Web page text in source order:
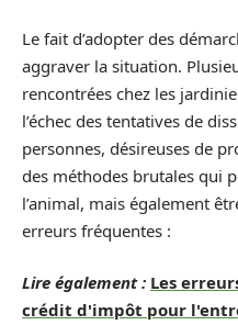
Le fait d’adopter des
aggraver la situation.
rencontrées chez les
l’échec des tentatives de
personnes, désireuses de
des méthodes brutales qui
l’animal, mais également
erreurs fréquentes :
Lire également : Les
crédit d'impôt pour